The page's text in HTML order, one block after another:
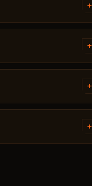
+
+
+
+